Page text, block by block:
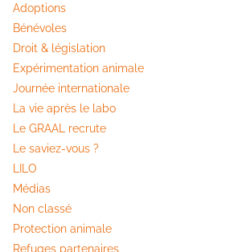
Adoptions
Bénévoles
Droit & législation
Expérimentation animale
Journée internationale
La vie après le labo
Le GRAAL recrute
Le saviez-vous ?
LILO
Médias
Non classé
Protection animale
Refuges partenaires